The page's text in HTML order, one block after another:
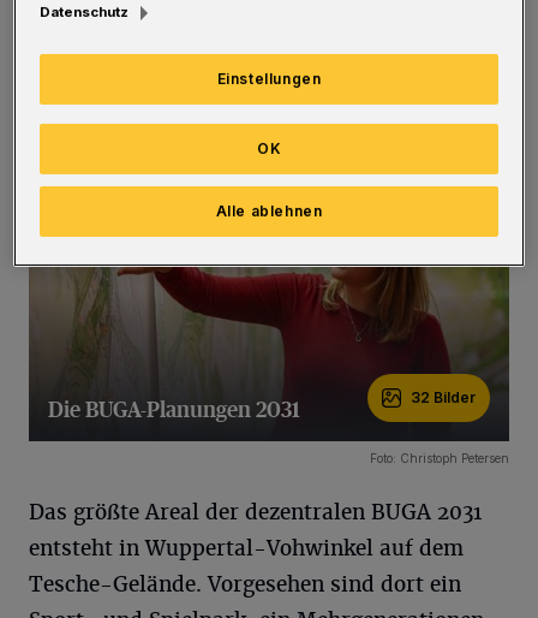
Landschaftsarchitektur GmbH“ (Berlin). Eine
Anerkennung erhielten „Cobe und Pfrommer &
Roeder“ (Nordhavn, Dänemark).
Die BUGA-Planungen 2031 32 Bilder
Foto: Christoph Petersen
Das größte Areal der dezentralen BUGA 2031
entsteht in Wuppertal-Vohwinkel auf dem
Tesche-Gelände. Vorgesehen sind dort ein
Datenschutz
Einstellungen
Alle ablehnen
OK